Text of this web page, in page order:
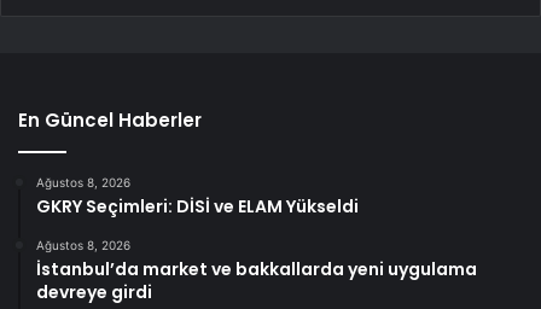
En Güncel Haberler
Ağustos 8, 2026
GKRY Seçimleri: DİSİ ve ELAM Yükseldi
Ağustos 8, 2026
İstanbul’da market ve bakkallarda yeni uygulama
devreye girdi